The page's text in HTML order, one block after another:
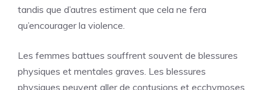
tandis que d’autres estiment que cela ne fera
qu’encourager la violence.
Les femmes battues souffrent souvent de blessures
physiques et mentales graves. Les blessures
physiques peuvent aller de contusions et ecchymoses